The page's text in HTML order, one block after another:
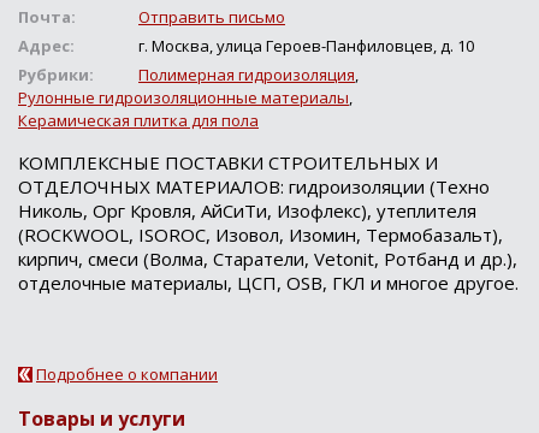
Почта:
Отправить письмо
Адрес:
г. Москва, улица Героев-Панфиловцев, д. 10
Рубрики:
Полимерная гидроизоляция,
Рулонные гидроизоляционные материалы,
Керамическая плитка для пола
КОМПЛЕКСНЫЕ ПОСТАВКИ СТРОИТЕЛЬНЫХ И
ОТДЕЛОЧНЫХ МАТЕРИАЛОВ: гидроизоляции (Техно
Николь, Орг Кровля, АйСиТи, Изофлекс), утеплителя
(ROCKWOOL, ISOROC, Изовол, Изомин, Термобазальт),
кирпич, смеси (Волма, Старатели, Vetonit, Ротбанд и др.),
отделочные материалы, ЦСП, OSB, ГКЛ и многое другое.
Подробнее о компании
Товары и услуги